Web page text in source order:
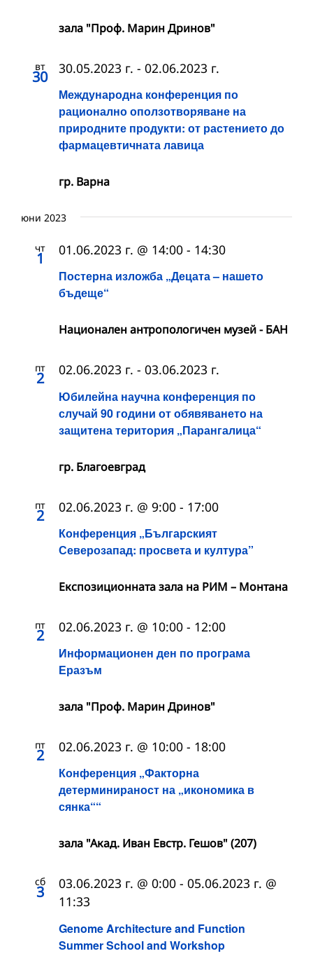
зала "Проф. Марин Дринов"
вт
30
Международна конференция по
рационално оползотворяване на
природните продукти: от растението до
фармацевтичната лавица
30.05.2023 г. - 02.06.2023 г.
гр. Варна
юни 2023
чт
1
Постерна изложба „Децата – нашето
бъдеще“
01.06.2023 г. @ 14:00 - 14:30
Национален антропологичен музей - БАН
пт
2
Юбилейна научна конференция по
случай 90 години от обявяването на
защитена територия „Парангалица“
02.06.2023 г. - 03.06.2023 г.
гр. Благоевград
пт
2
Конференция „Българският
Северозапад: просвета и култура”
02.06.2023 г. @ 9:00 - 17:00
Експозиционната зала на РИМ – Монтана
пт
2
Информационен ден по програма
Еразъм
02.06.2023 г. @ 10:00 - 12:00
зала "Проф. Марин Дринов"
пт
2
Конференция „Факторна
детерминираност на „икономика в
сянка““
02.06.2023 г. @ 10:00 - 18:00
зала "Акад. Иван Евстр. Гешов" (207)
сб
3
Genome Architecture and Function
Summer School and Workshop
03.06.2023 г. @ 0:00 - 05.06.2023 г. @
11:33